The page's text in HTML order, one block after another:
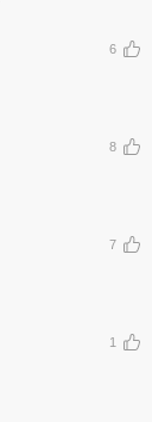
6
8
7
1